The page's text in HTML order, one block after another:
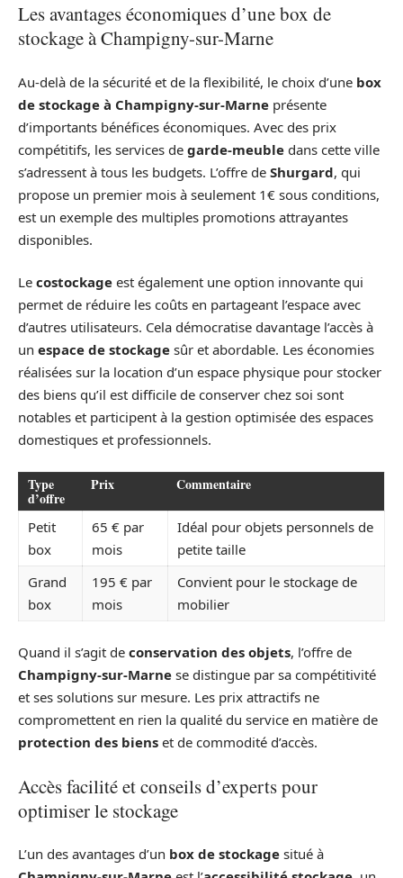
Les avantages économiques d’une box de
stockage à Champigny-sur-Marne
Au-delà de la sécurité et de la flexibilité, le choix d’une box
de stockage à Champigny-sur-Marne présente
d’importants bénéfices économiques. Avec des prix
compétitifs, les services de garde-meuble dans cette ville
s’adressent à tous les budgets. L’offre de Shurgard, qui
propose un premier mois à seulement 1€ sous conditions,
est un exemple des multiples promotions attrayantes
disponibles.
Le costockage est également une option innovante qui
permet de réduire les coûts en partageant l’espace avec
d’autres utilisateurs. Cela démocratise davantage l’accès à
un espace de stockage sûr et abordable. Les économies
réalisées sur la location d’un espace physique pour stocker
des biens qu’il est difficile de conserver chez soi sont
notables et participent à la gestion optimisée des espaces
domestiques et professionnels.
Type
d’offre
Prix Commentaire
Petit
box
65 € par
mois
Idéal pour objets personnels de
petite taille
Grand
box
195 € par
mois
Convient pour le stockage de
mobilier
Quand il s’agit de conservation des objets, l’offre de
Champigny-sur-Marne se distingue par sa compétitivité
et ses solutions sur mesure. Les prix attractifs ne
compromettent en rien la qualité du service en matière de
protection des biens et de commodité d’accès.
Accès facilité et conseils d’experts pour
optimiser le stockage
L’un des avantages d’un box de stockage situé à